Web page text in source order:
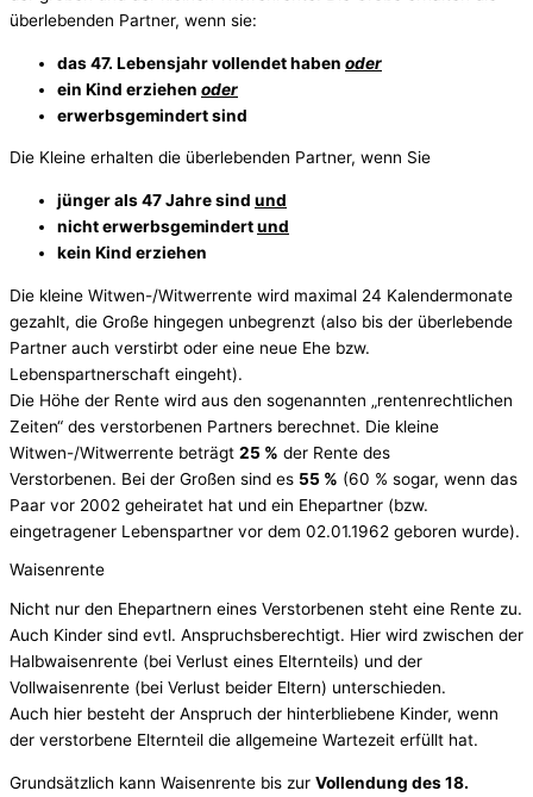
überlebenden Partner, wenn sie:
das 47. Lebensjahr vollendet haben oder
ein Kind erziehen oder
erwerbsgemindert sind
Die Kleine erhalten die überlebenden Partner, wenn Sie
jünger als 47 Jahre sind und
nicht erwerbsgemindertund
kein Kind erziehen
Die kleine Witwen-/Witwerrente wird maximal 24 Kalendermonate
gezahlt, die Große hingegen unbegrenzt (also bis der überlebende
Partner auch verstirbt oder eine neue Ehe bzw.
Lebenspartnerschaft eingeht).
Die Höhe der Rente wird aus den sogenannten „rentenrechtlichen
Zeiten“ des verstorbenen Partners berechnet. Die kleine
Witwen-/Witwerrente beträgt 25 % der Rente des
Verstorbenen. Bei der Großen sind es 55 % (60 % sogar, wenn das
Paar vor 2002 geheiratet hat und ein Ehepartner (bzw.
eingetragener Lebenspartner vor dem 02.01.1962 geboren wurde).
Waisenrente
Nicht nur den Ehepartnern eines Verstorbenen steht eine Rente zu.
Auch Kinder sind evtl. Anspruchsberechtigt. Hier wird zwischen der
Halbwaisenrente (bei Verlust eines Elternteils) und der
Vollwaisenrente (bei Verlust beider Eltern) unterschieden.
Auch hier besteht der Anspruch der hinterbliebene Kinder, wenn
der verstorbene Elternteil die allgemeine Wartezeit erfüllt hat.
Grundsätzlich kann Waisenrente bis zur Vollendung des 18.